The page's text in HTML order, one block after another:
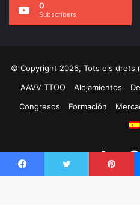
0
Subscribers
© Copyright 2026, Tots els drets
AAVV TTOO
Alojamientos
Congresos
Formación
RSS
Facebook Twitter Pinterest